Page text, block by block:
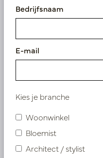
Bedrijfsnaam
E-mail
Kies je branche
Woonwinkel
Bloemist
Architect / stylist